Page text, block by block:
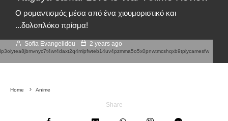
Ο ρομαντισμός μέσα από ένα χιουμοριστικό και
...δολοπλόκο πρίσμα!
Sofia Evangelidou 2 years ago
Home Anime
Share